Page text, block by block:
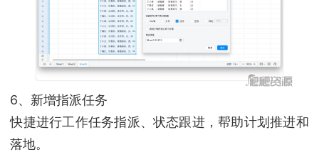
6、新增指派任务
快捷进行工作任务指派、状态跟进，帮助计划推进和
落地。